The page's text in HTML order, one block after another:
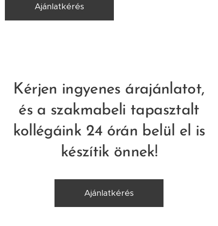
Ajánlatkérés
Kérjen ingyenes árajánlatot,
és a szakmabeli tapasztalt
kollégáink 24 órán belül el is
készítik önnek!
Ajánlatkérés